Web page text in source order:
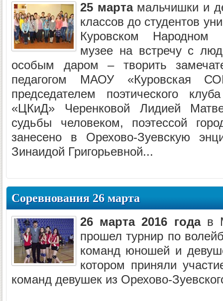
25 мартамальчишки и
классов до студентов
Куровском Народном
музее на встречу с
особым даром – творить
педагогом МАОУ
председателем поэтического
«ЦКиД» Черенковой Лидией
судьбы человеком, поэтессой
занесено в Орехово-Зуевскую
Зинаидой Григорьевной...
Соревнования 26 марта
26 марта 2016 годав
прошел турнир по
команд юношей и
котором приняли
команд девушек из Орехово-